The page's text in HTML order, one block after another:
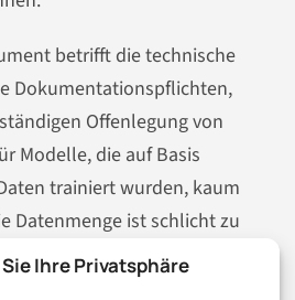
Ihre Privatsphäre
betrifft die technische
Dokumentationspflichten,
Offenlegung von
Modelle, die auf Basis
trainiert wurden, kaum
Datenmenge ist schlicht zu
Hier wird die